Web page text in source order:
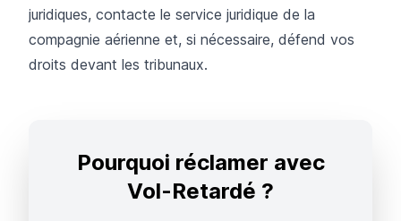
juridiques, contacte le service juridique de la
compagnie aérienne et, si nécessaire, défend vos
droits devant les tribunaux.
Pourquoi réclamer avec
Vol-Retardé ?